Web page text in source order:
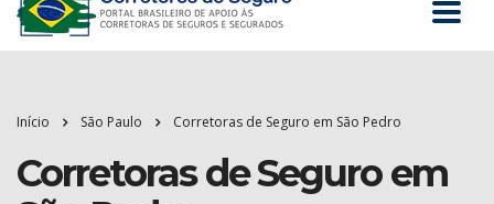
Início São Paulo Corretoras de Seguro em São Pedro
Corretoras de Seguro em